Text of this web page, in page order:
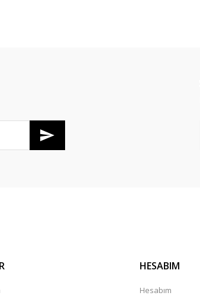
HESABIM
Hesabım